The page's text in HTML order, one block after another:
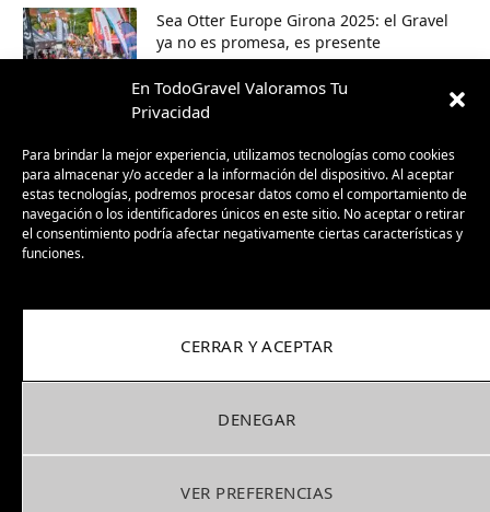
En TodoGravel Valoramos Tu
Privacidad
Para brindar la mejor experiencia, utilizamos tecnologías como cookies
para almacenar y/o acceder a la información del dispositivo. Al aceptar
estas tecnologías, podremos procesar datos como el comportamiento de
navegación o los identificadores únicos en este sitio. No aceptar o retirar
el consentimiento podría afectar negativamente ciertas características y
funciones.
CERRAR Y ACEPTAR
DENEGAR
VER PREFERENCIAS
Sea Otter Europe Girona 2025: el Gravel
ya no es promesa, es presente
perderte (y encontrar caminos nuevos)
23/09/2025
FacebookX
InstagramPinterest